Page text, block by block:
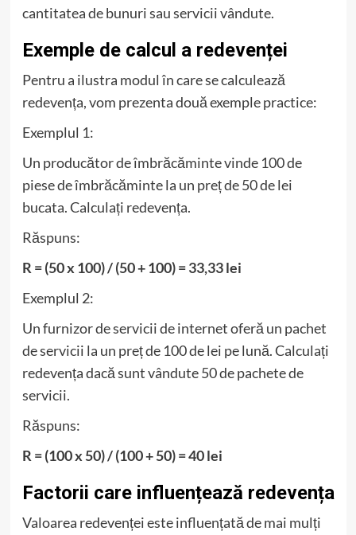
cantitatea de bunuri sau servicii vândute.
Exemple de calcul a redevenței
Pentru a ilustra modul în care se calculează
redevența, vom prezenta două exemple practice:
Exemplul 1:
Un producător de îmbrăcăminte vinde 100 de
piese de îmbrăcăminte la un preț de 50 de lei
bucata. Calculați redevența.
Răspuns:
R = (50 x 100) / (50 + 100) = 33,33 lei
Exemplul 2:
Un furnizor de servicii de internet oferă un pachet
de servicii la un preț de 100 de lei pe lună. Calculați
redevența dacă sunt vândute 50 de pachete de
servicii.
Răspuns:
R = (100 x 50) / (100 + 50) = 40 lei
Factorii care influențează redevența
Valoarea redevenței este influențată de mai mulți